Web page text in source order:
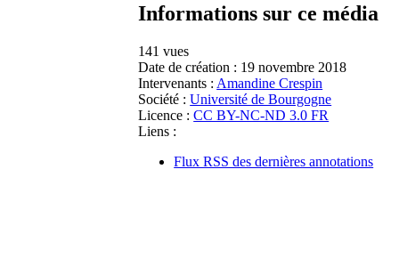
Informations sur ce média
141 vues
Date de création : 19 novembre 2018
Intervenants : Amandine Crespin
Société : Université de Bourgogne
Licence : CC BY-NC-ND 3.0 FR
Liens :
Flux RSS des dernières annotations